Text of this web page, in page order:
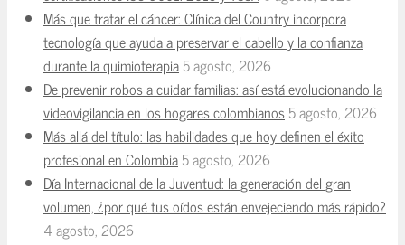
Más que tratar el cáncer: Clínica del Country incorpora
tecnología que ayuda a preservar el cabello y la confianza
durante la quimioterapia5 agosto, 2026
De prevenir robos a cuidar familias: así está evolucionando la
videovigilancia en los hogares colombianos5 agosto, 2026
Más allá del título: las habilidades que hoy definen el éxito
profesional en Colombia5 agosto, 2026
Día Internacional de la Juventud: la generación del gran
volumen, ¿por qué tus oídos están envejeciendo más rápido?
4 agosto, 2026